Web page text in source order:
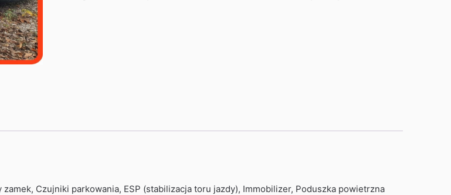
Czujniki parkowania, ESP (stabilizacja toru jazdy), Immobilizer, Poduszka powietrzna